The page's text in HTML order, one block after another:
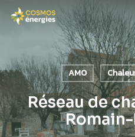
Skip
content
AMO
Réseau de